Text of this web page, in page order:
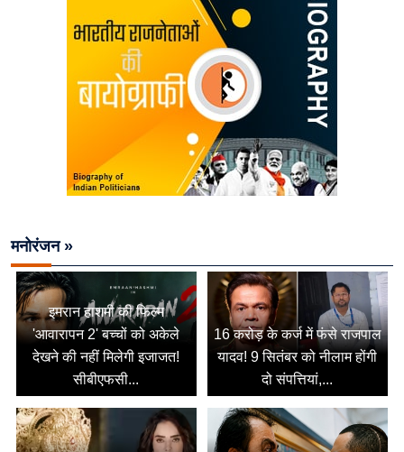
मनोरंजन »
इमरान हाशमी की फिल्म
'आवारापन 2' बच्चों को अकेले
देखने की नहीं मिलेगी इजाजत!
सीबीएफसी...
16 करोड़ के कर्ज में फंसे राजपाल
यादव! 9 सितंबर को नीलाम होंगी
दो संपत्तियां,...